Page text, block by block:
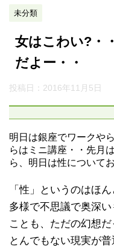
未分類
女はこわい?・
だよー・・
投稿日： 2016年11月5日
明日は銀座でワークや
らはミニ講座・・先月
ら、明日は性について
「性」というのはほ
多様で不思議で奥深
ことも、ただの幻想
とんでもない現実が